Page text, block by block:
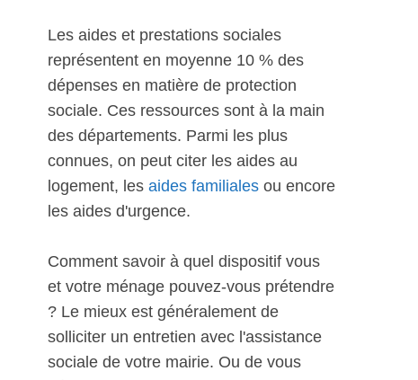
Les aides et prestations sociales
représentent en moyenne 10 % des
dépenses en matière de protection
sociale. Ces ressources sont à la main
des départements. Parmi les plus
connues, on peut citer les aides au
logement, les aides familiales ou encore
les aides d'urgence.
Comment savoir à quel dispositif vous
et votre ménage pouvez-vous prétendre
? Le mieux est généralement de
solliciter un entretien avec l'assistance
sociale de votre mairie. Ou de vous